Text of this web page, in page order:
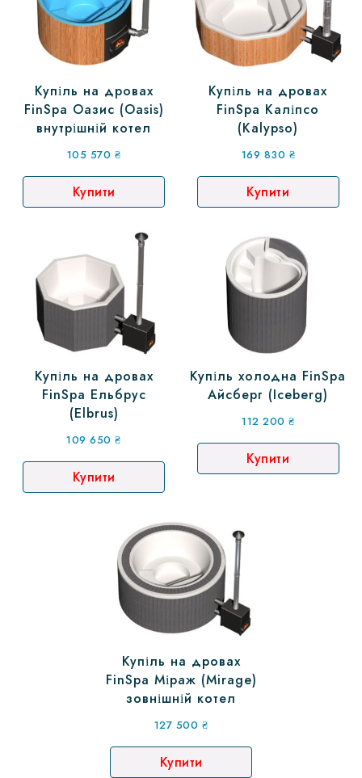
Купіль на дровах
FinSpa Оазис (Oasis)
внутрішній котел
105 570 ₴
Купити
Купіль на дровах
FinSpa Каліпсо
(Kalypso)
169 830 ₴
Купити
Купіль на дровах
FinSpa Ельбрус
(Elbrus)
109 650₴
Купити
Купіль холодна FinSpa
Айсберг (Iceberg)
112 200₴
Купити
Купіль на дровах
FinSpa Міраж (Mirage)
зовнішній котел
127 500 ₴
Купити